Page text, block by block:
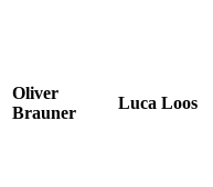
Oliver
Brauner
Luca Loos